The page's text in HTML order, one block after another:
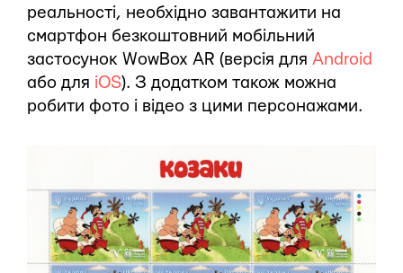
реальності, необхідно завантажити на
смартфон безкоштовний мобільний
застосунок WowBox AR (версія для Android
або для iOS). З додатком також можна
робити фото і відео з цими персонажами.